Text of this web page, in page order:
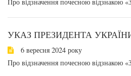
УКАЗ ПРЕЗИДЕНТА
6 вересня 2024 року
Про відзначення почесною відзнакою